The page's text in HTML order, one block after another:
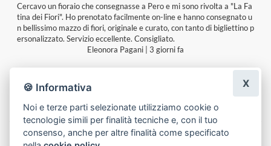
Cercavo un fioraio che consegnasse a Pero e mi sono rivolta a "La Fa
tina dei Fiori". Ho prenotato facilmente on-line e hanno consegnato u
n bellissimo mazzo di fiori, originale e curato, con tanto di bigliettino p
ersonalizzato. Servizio eccellente. Consigliato.
Eleonora Pagani
3 giorni fa
Lascia una recensione
🍪 Informativa
Noi e terze parti selezionate utilizziamo cookie o
tecnologie simili per finalità tecniche e, con il tuo
consenso, anche per altre finalità come specificato
X